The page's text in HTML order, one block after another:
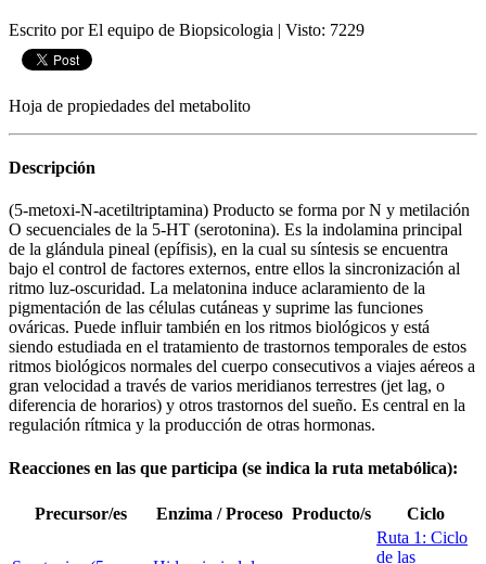
Escrito por El equipo de Biopsicologia | Visto: 7229
Hoja de propiedades del metabolito
Descripción
(5-metoxi-N-acetiltriptamina) Producto se forma por N y metilación
O secuenciales de la 5-HT (serotonina). Es la indolamina principal
de la glándula pineal (epífisis), en la cual su síntesis se encuentra
bajo el control de factores externos, entre ellos la sincronización al
ritmo luz-oscuridad. La melatonina induce aclaramiento de la
pigmentación de las células cutáneas y suprime las funciones
ováricas. Puede influir también en los ritmos biológicos y está
siendo estudiada en el tratamiento de trastornos temporales de estos
ritmos biológicos normales del cuerpo consecutivos a viajes aéreos a
gran velocidad a través de varios meridianos terrestres (jet lag, o
diferencia de horarios) y otros trastornos del sueño. Es central en la
regulación rítmica y la producción de otras hormonas.
Reacciones en las que participa (se indica la ruta metabólica):
Precursor/es Enzima / Proceso Producto/s Ciclo
Ruta 1: Ciclo
de las